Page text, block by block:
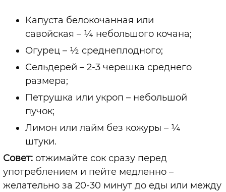
Капуста белокочанная или
савойская – ¼ небольшого кочана;
Огурец – ½ среднеплодного;
Сельдерей – 2-3 черешка среднего
размера;
Петрушка или укроп – небольшой
пучок;
Лимон или лайм без кожуры – ¼
штуки.
Совет: отжимайте сок сразу перед
употреблением и пейте медленно –
желательно за 20-30 минут до еды или между